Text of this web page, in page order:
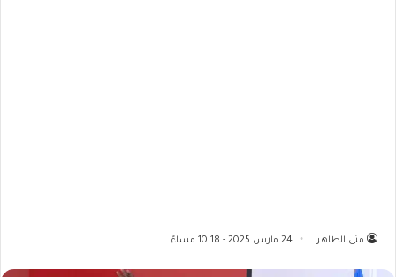
منى الطاهر 24 مارس 2025 - 10:18 مساءً